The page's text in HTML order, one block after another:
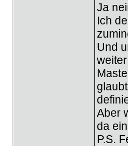
Ja
Ich
Und
Aber
da
P.S.